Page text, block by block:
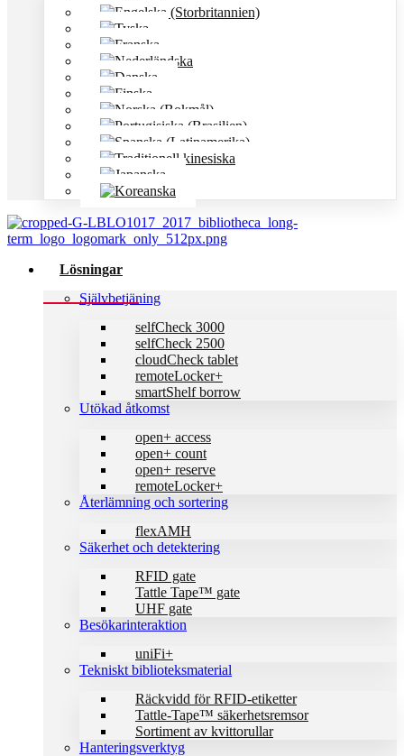
Lösningar
Självbetjäning
selfCheck 3000
selfCheck 2500
cloudCheck tablet
remoteLocker+
smartShelf borrow
Utökad åtkomst
open+ access
open+ count
open+ reserve
remoteLocker+
Återlämning och sortering
flexAMH
Säkerhet och detektering
RFID gate
Tattle Tape™ gate
UHF gate
Besökarinteraktion
uniFi+
Tekniskt biblioteks­material
Räckvidd för RFID-etiketter
Tattle-Tape™ säkerhetsremsor
Sortiment av kvittorullar
Hanteringsverktyg